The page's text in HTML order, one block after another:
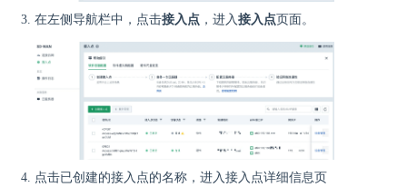
在左侧导航栏中，点击接入点 ，进入接入点页面。
点击已创建的接入点的名称，进入接入点详细信息页